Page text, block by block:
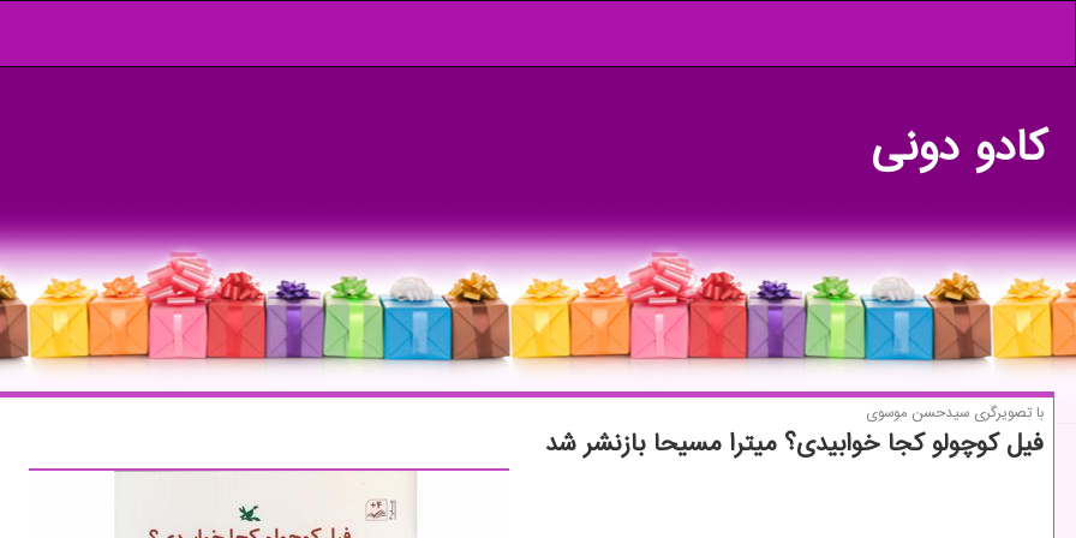
كادو دونی
با تصویرگری سیدحسن موسوی
فیل كوچولو كجا خوابیدی؟ میترا مسیحا بازنشر شد